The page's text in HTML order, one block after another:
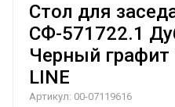
Стол для
СФ-571722.1
Черный графит
LINE
Артикул: 00-07119616